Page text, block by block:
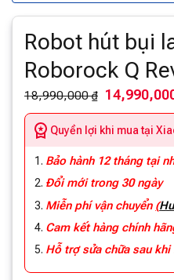
Robot hút bụi
Roborock Q
18,990,000 ₫
Quyền lợi khi mua tại
Bảo hành 12 tháng tại
Đổi mới trong 30 ngày
Miễn phí vận chuyển (
Cam kết hàng chính
Hỗ trợ sửa chữa sau khi